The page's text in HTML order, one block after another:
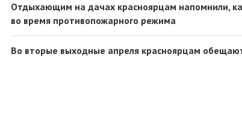
Отдыхающим на дачах красноярцам напомнили,
во время противопожарного режима
Во вторые выходные апреля красноярцам